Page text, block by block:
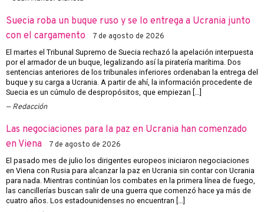
Suecia roba un buque ruso y se lo entrega a Ucrania junto
con el cargamento
7 de agosto de 2026
El martes el Tribunal Supremo de Suecia rechazó la apelación interpuesta
por el armador de un buque, legalizando así la piratería marítima. Dos
sentencias anteriores de los tribunales inferiores ordenaban la entrega del
buque y su carga a Ucrania. A partir de ahí, la información procedente de
Suecia es un cúmulo de despropósitos, que empiezan […]
Redacción
Las negociaciones para la paz en Ucrania han comenzado
en Viena
7 de agosto de 2026
El pasado mes de julio los dirigentes europeos iniciaron negociaciones
en Viena con Rusia para alcanzar la paz en Ucrania sin contar con Ucrania
para nada. Mientras continúan los combates en la primera línea de fuego,
las cancillerías buscan salir de una guerra que comenzó hace ya más de
cuatro años. Los estadounidenses no encuentran […]